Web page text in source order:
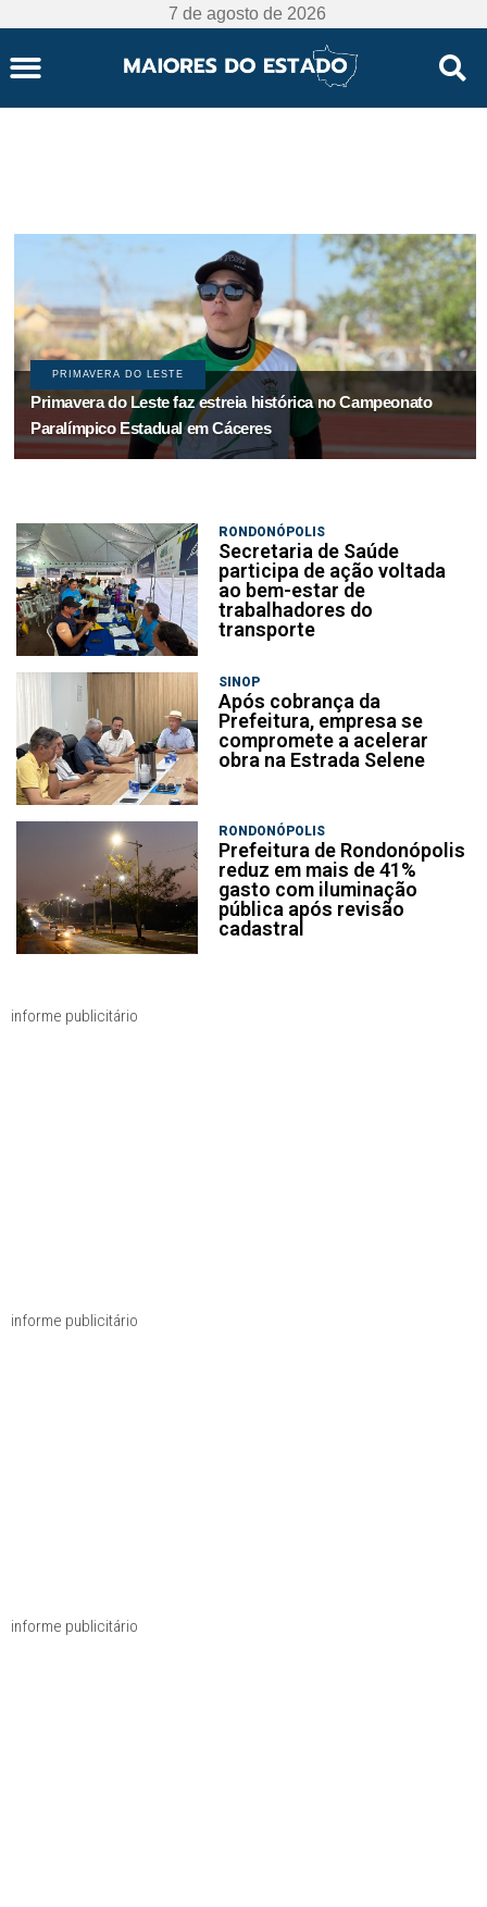
7 de agosto de 2026
SINOP
Prefeitura de Sinop e Governo de MT apresentam
resultados de pesquisa inédita realizada durante a Norte
Show
RONDONÓPOLIS
Secretaria de Saúde
participa de ação voltada
ao bem-estar de
trabalhadores do
transporte
SINOP
Após cobrança da
Prefeitura, empresa se
compromete a acelerar
obra na Estrada Selene
RONDONÓPOLIS
Prefeitura de Rondonópolis
reduz em mais de 41%
gasto com iluminação
pública após revisão
cadastral
informe publicitário
informe publicitário
informe publicitário